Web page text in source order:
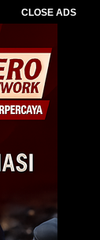
CLOSE ADS